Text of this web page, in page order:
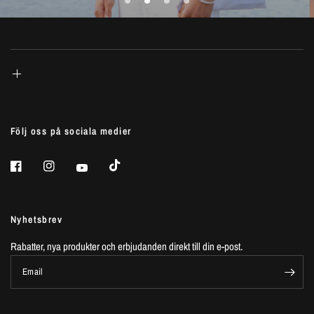
Följ oss på sociala medier
Nyhetsbrev
Rabatter, nya produkter och erbjudanden direkt till din e-post.
Email